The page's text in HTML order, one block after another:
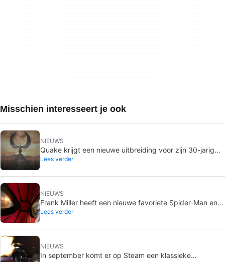
Misschien interesseert je ook
NIEUWS
Quake krijgt een nieuwe uitbreiding voor zijn 30-jarig
jubileum
Lees verder
NIEUWS
Frank Miller heeft een nieuwe favoriete Spider-Man en
het is die van Brand New Day
Lees verder
NIEUWS
In september komt er op Steam een klassieke